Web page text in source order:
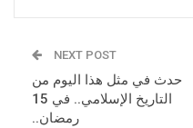
NEXT POST
حدث في مثل هذا اليوم من
التاريخ الإسلامي.. في 15
رمضان..